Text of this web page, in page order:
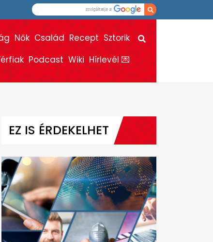
Nők Család Recept Sztorik
Podcast Wiki Hírlevél 💌
EZ IS ÉRDEKELHET